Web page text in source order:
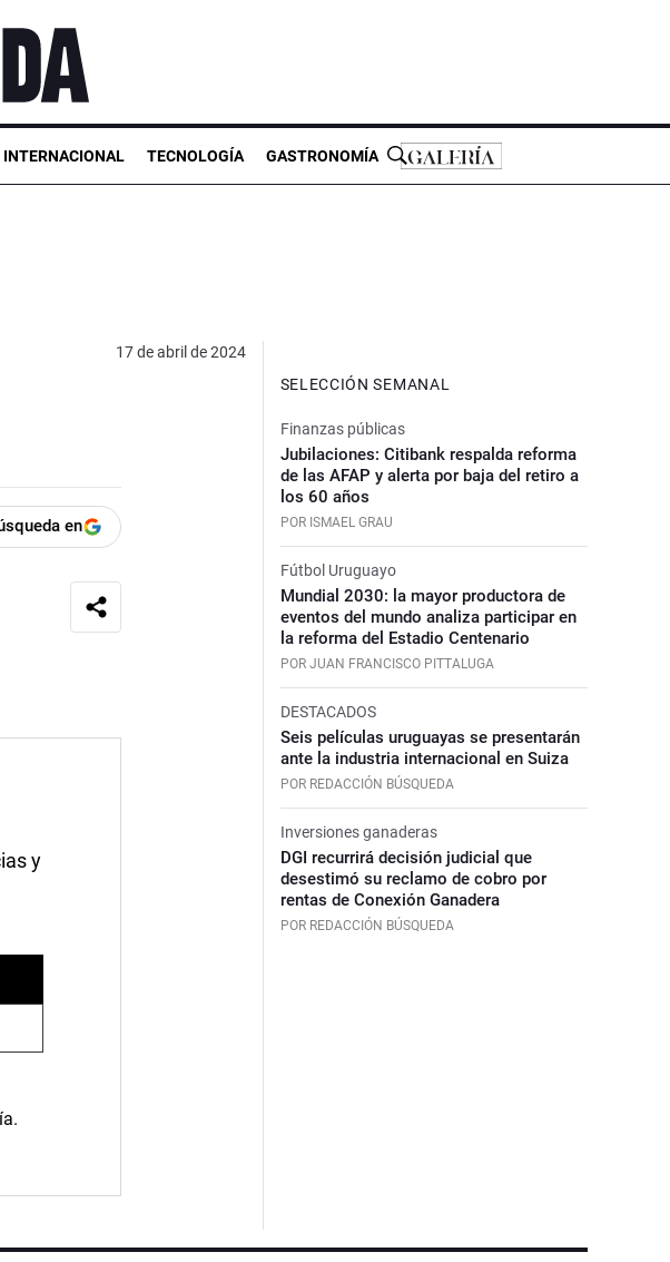
INTERNACIONAL TECNOLOGÍA GASTRONOMÍA
17 de abril de 2024
en
y
SELECCIÓN SEMANAL
Finanzas públicas
Jubilaciones: Citibank respalda reforma
de las AFAP y alerta por baja del retiro a
los 60 años
POR ISMAEL GRAU
Fútbol Uruguayo
Mundial 2030: la mayor productora de
eventos del mundo analiza participar en
la reforma del Estadio Centenario
POR JUAN FRANCISCO PITTALUGA
DESTACADOS
Seis películas uruguayas se presentarán
ante la industria internacional en Suiza
POR REDACCIÓN BÚSQUEDA
Inversiones ganaderas
DGI recurrirá decisión judicial que
desestimó su reclamo de cobro por
rentas de Conexión Ganadera
POR REDACCIÓN BÚSQUEDA